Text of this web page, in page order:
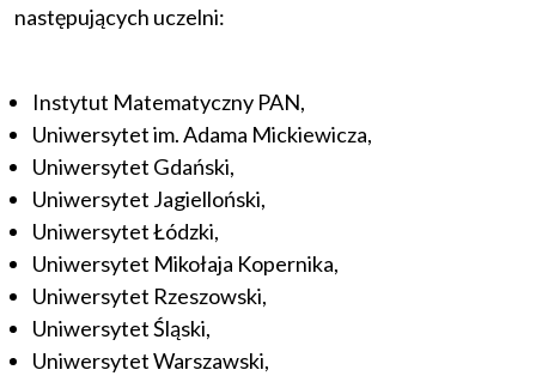
następujących uczelni:
Instytut Matematyczny PAN,
Uniwersytet im. Adama Mickiewicza,
Uniwersytet Gdański,
Uniwersytet Jagielloński,
Uniwersytet Łódzki,
Uniwersytet Mikołaja Kopernika,
Uniwersytet Rzeszowski,
Uniwersytet Śląski,
Uniwersytet Warszawski,